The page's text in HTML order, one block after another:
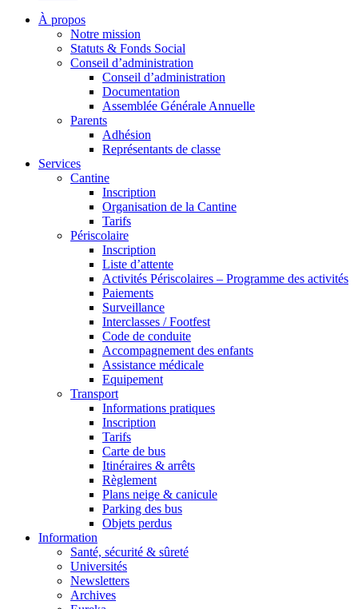
À propos
Notre mission
Statuts & Fonds Social
Conseil d’administration
Conseil d’administration
Documentation
Assemblée Générale Annuelle
Parents
Adhésion
Représentants de classe
Services
Cantine
Inscription
Organisation de la Cantine
Tarifs
Périscolaire
Inscription
Liste d’attente
Activités Périscolaires – Programme des activités
Paiements
Surveillance
Interclasses / Footfest
Code de conduite
Accompagnement des enfants
Assistance médicale
Equipement
Transport
Informations pratiques
Inscription
Tarifs
Carte de bus
Itinéraires & arrêts
Règlement
Plans neige & canicule
Parking des bus
Objets perdus
Information
Santé, sécurité & sûreté
Universités
Newsletters
Archives